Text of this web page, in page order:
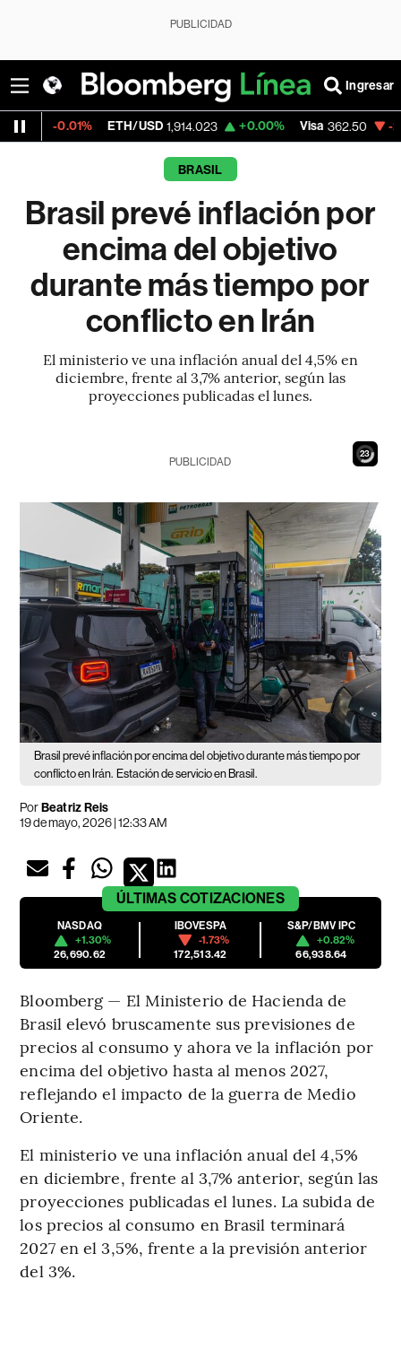
PUBLICIDAD
Ingresar
ETH/USD 1,914.023 +0.00% Visa 362.50 -2.15%
BRASIL
Brasil prevé inflación por
encima del objetivo
durante más tiempo por
conflicto en Irán
El ministerio ve una inflación anual del 4,5% en
diciembre, frente al 3,7% anterior, según las
proyecciones publicadas el lunes.
21
PUBLICIDAD
Brasil prevé inflación por encima del objetivo durante más tiempo por
conflicto en Irán. Estación de servicio en Brasil.
PorBeatriz Reis
19 de mayo, 2026 | 12:33 AM
ÚLTIMAS COTIZACIONES
NASDAQ
+1.30%
26,690.62
IBOVESPA
-1.73%
172,513.42
S&P/BMV IPC
+0.82%
66,938.64
Bloomberg — El Ministerio de Hacienda de
Brasil elevó bruscamente sus previsiones de
precios al consumo y ahora ve la inflación por
encima del objetivo hasta al menos 2027,
reflejando el impacto de la guerra de Medio
Oriente.
El ministerio ve una inflación anual del 4,5%
en diciembre, frente al 3,7% anterior, según las
proyecciones publicadas el lunes. La subida de
los precios al consumo en Brasil terminará
2027 en el 3,5%, frente a la previsión anterior
del 3%.